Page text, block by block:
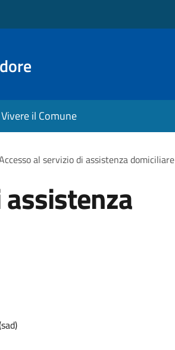
Vivere il Comune
al servizio di assistenza